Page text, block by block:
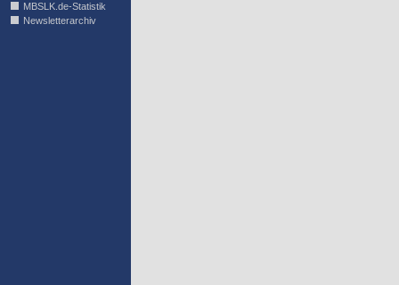
MBSLK.de-Statistik
Newsletterarchiv